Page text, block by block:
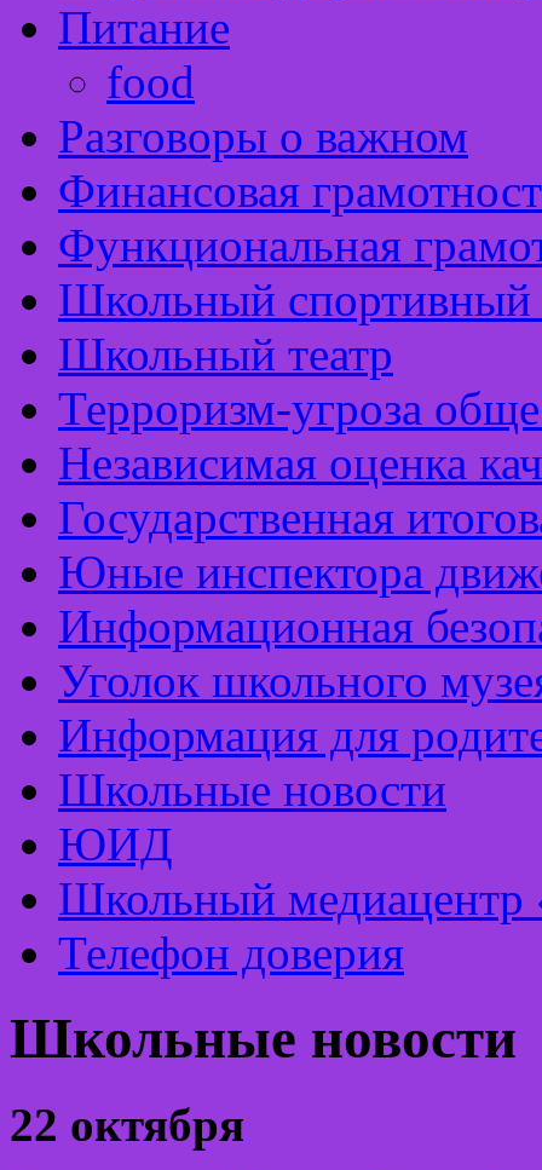
Питание
food
Разговоры о важном
Финансовая
Функциональная
Школьный спортивный
Школьный театр
Терроризм-угроза
Независимая оценка
Государственная
Юные инспектора
Информационная
Уголок школьного
Информация для
Школьные новости
ЮИД
Школьный
Телефон доверия
Школьные новости
22 октября